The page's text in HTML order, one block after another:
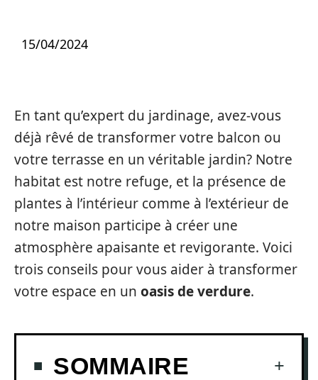
15/04/2024
En tant qu’expert du jardinage, avez-vous
déjà rêvé de transformer votre balcon ou
votre terrasse en un véritable jardin? Notre
habitat est notre refuge, et la présence de
plantes à l’intérieur comme à l’extérieur de
notre maison participe à créer une
atmosphère apaisante et revigorante. Voici
trois conseils pour vous aider à transformer
votre espace en un oasis de verdure.
SOMMAIRE